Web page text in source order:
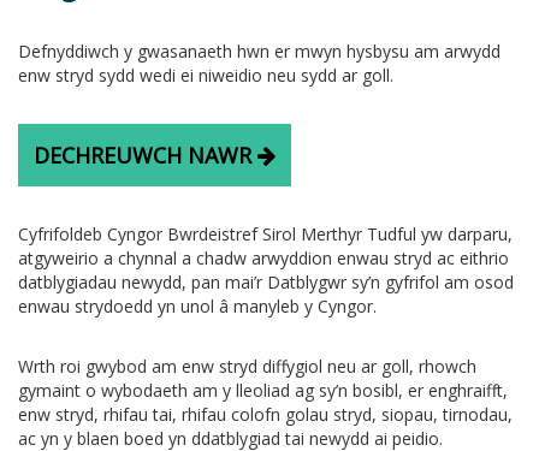
Defnyddiwch y gwasanaeth hwn er mwyn hysbysu am arwydd
enw stryd sydd wedi ei niweidio neu sydd ar goll.
DECHREUWCH NAWR
Cyfrifoldeb Cyngor Bwrdeistref Sirol Merthyr Tudful yw darparu,
atgyweirio a chynnal a chadw arwyddion enwau stryd ac eithrio
datblygiadau newydd, pan mai’r Datblygwr sy’n gyfrifol am osod
enwau strydoedd yn unol â manyleb y Cyngor.
Wrth roi gwybod am enw stryd diffygiol neu ar goll, rhowch
gymaint o wybodaeth am y lleoliad ag sy’n bosibl, er enghraifft,
enw stryd, rhifau tai, rhifau colofn golau stryd, siopau, tirnodau,
ac yn y blaen boed yn ddatblygiad tai newydd ai peidio.